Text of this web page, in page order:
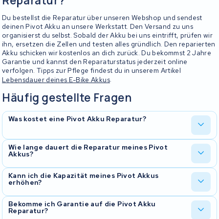
Du bestellst die Reparatur über unseren Webshop und sendest
deinen Pivot Akku an unsere Werkstatt. Den Versand zu uns
organisierst du selbst. Sobald der Akku bei uns eintrifft, prüfen wir
ihn, ersetzen die Zellen und testen alles gründlich. Den reparierten
Akku schicken wir kostenlos an dich zurück. Du bekommst 2 Jahre
Garantie und kannst den Reparaturstatus jederzeit online
verfolgen. Tipps zur Pflege findest du in unserem Artikel
Lebensdauer deines E-Bike Akkus.
Häufig gestellte Fragen
Was kostet eine Pivot Akku Reparatur?
Die Kosten hängen vom Akkutyp und der gewünschten Kapazität
ab. Auf unserer Website findest du bei deinem Fazua Energy 430
Modell den genauen Preis. Eine Revision ist fast immer günstiger
als ein neuer Originalakku und beinhaltet 2 Jahre Garantie.
Wie lange dauert die Reparatur meines Pivot
Akkus?
Die meisten Pivot Akku Reparaturen sind innerhalb weniger
Werktage nach Eingang erledigt. Den aktuellen Status kannst du
jederzeit online über unser Real-Time Tracking verfolgen.
Kann ich die Kapazität meines Pivot Akkus
erhöhen?
In vielen Fällen ist ein Upgrade möglich. Bei der Revision können
wir Zellen mit höherer Kapazität einbauen, sodass du mehr
Bekomme ich Garantie auf die Pivot Akku
Reparatur?